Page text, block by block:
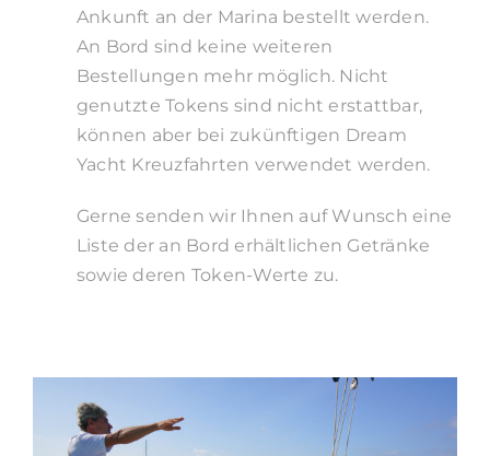
Ankunft an der Marina bestellt werden.
An Bord sind keine weiteren
Bestellungen mehr möglich. Nicht
genutzte Tokens sind nicht erstattbar,
können aber bei zukünftigen Dream
Yacht Kreuzfahrten verwendet werden.
Gerne senden wir Ihnen auf Wunsch eine
Liste der an Bord erhältlichen Getränke
sowie deren Token-Werte zu.